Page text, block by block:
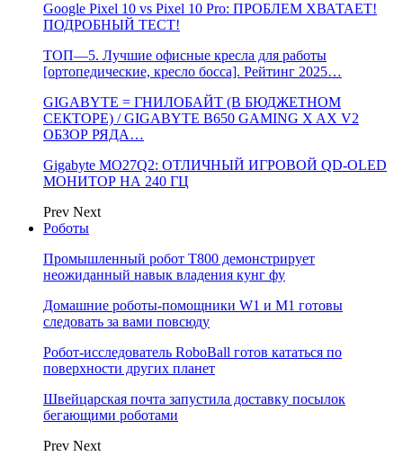
Google Pixel 10 vs Pixel 10 Pro: ПРОБЛЕМ ХВАТАЕТ!
ПОДРОБНЫЙ ТЕСТ!
ТОП—5. Лучшие офисные кресла для работы
[ортопедические, кресло босса]. Рейтинг 2025…
GIGABYTE = ГНИЛОБАЙТ (В БЮДЖЕТНОМ
СЕКТОРЕ) / GIGABYTE B650 GAMING X AX V2
ОБЗОР РЯДА…
Gigabyte MO27Q2: ОТЛИЧНЫЙ ИГРОВОЙ QD-OLED
МОНИТОР НА 240 ГЦ
Prev Next
Роботы
Промышленный робот Т800 демонстрирует
неожиданный навык владения кунг фу
Домашние роботы-помощники W1 и M1 готовы
следовать за вами повсюду
Робот-исследователь RoboBall готов кататься по
поверхности других планет
Швейцарская почта запустила доставку посылок
бегающими роботами
Prev Next